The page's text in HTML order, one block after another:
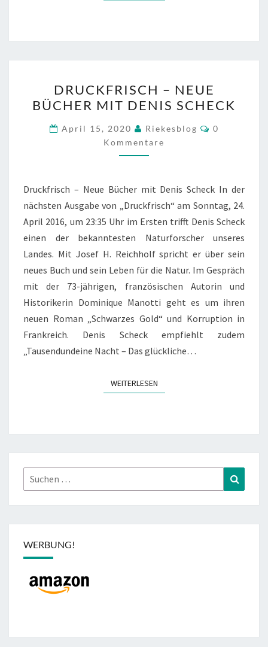
–
NEUE
BÜCHER
MIT
DENIS
DRUCKFRISCH – NEUE
BÜCHER MIT DENIS SCHECK
April 15, 2020 Riekesblog
0
Kommentare
Druckfrisch – Neue Bücher mit Denis Scheck In der
nächsten Ausgabe von „Druckfrisch“ am Sonntag, 24.
April 2016, um 23:35 Uhr im Ersten trifft Denis Scheck
einen der bekanntesten Naturforscher unseres
Landes. Mit Josef H. Reichholf spricht er über sein
neues Buch und sein Leben für die Natur. Im Gespräch
mit der 73-jährigen, französischen Autorin und
Historikerin Dominique Manotti geht es um ihren
neuen Roman „Schwarzes Gold“ und Korruption in
Frankreich. Denis Scheck empfiehlt zudem
„Tausendundeine Nacht – Das glückliche…
WEITERLESENWEITERLESEN
Suchen
nach:
WERBUNG!